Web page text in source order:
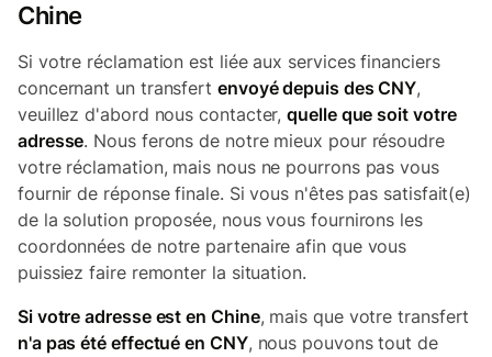
Chine
Si votre réclamation est liée aux services financiers
concernant un transfert envoyé depuis des CNY,
veuillez d'abord nous contacter,quelle que soit votre
adresse. Nous ferons de notre mieux pour résoudre
votre réclamation, mais nous ne pourrons pas vous
fournir de réponse finale. Si vous n'êtes pas satisfait(e)
de la solution proposée, nous vous fournirons les
coordonnées de notre partenaire afin que vous
puissiez faire remonter la situation.
Si votre adresse est en Chine, mais que votre transfert
n'a pas été effectué en CNY, nous pouvons tout de